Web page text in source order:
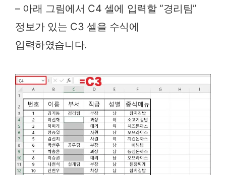
– 아래 그림에서 C4 셀에 입력할 “경리팀”
정보가 있는 C3 셀을 수식에
입력하였습니다.